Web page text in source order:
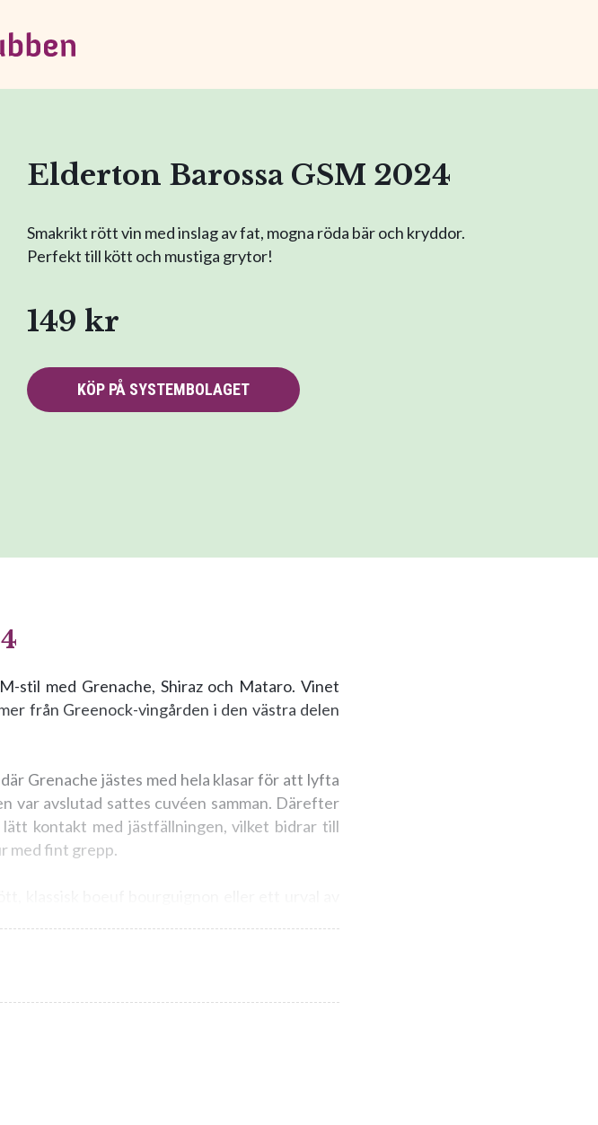
Elderton Barossa GSM 2024
Smakrikt rött vin med inslag av fat, mogna röda bär och kryddor.
Perfekt till kött och mustiga grytor!
149 kr
KÖP PÅ SYSTEMBOLAGET
stil med Grenache, Shiraz och Mataro. Vinet
från Greenock-vingården i den västra delen
Grenache jästes med hela klasar för att lyfta
var avslutad sattes cuvéen samman. Därefter
kontakt med jästfällningen, vilket bidrar till
med fint grepp.